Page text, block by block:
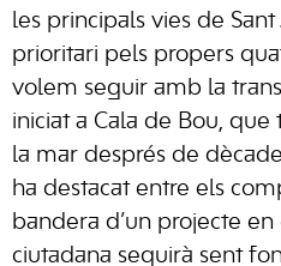
les principals vies de
prioritari pels propers
volem seguir amb la
iniciat a Cala de Bou, que
la mar després de
ha destacat entre els
bandera d’un projecte
ciutadana seguirà sent